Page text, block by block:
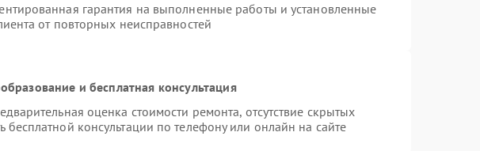
гарантия на выполненные работы и установленные
от повторных неисправностей
и бесплатная консультация
оценка стоимости ремонта, отсутствие скрытых
бесплатной консультации по телефону или онлайн на сайте